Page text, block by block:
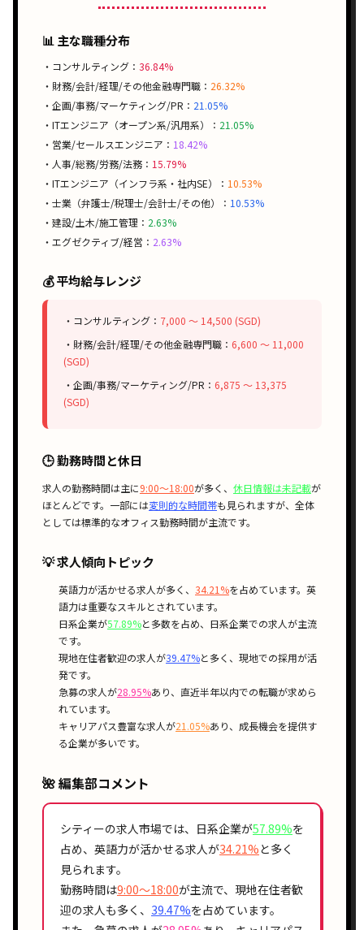
📊 主な職種分布
・コンサルティング： 36.84%
・財務/会計/経理/その他金融専門職： 26.32%
・企画/事務/マーケティング/PR： 21.05%
・ITエンジニア（オープン系/汎用系）： 21.05%
・営業/セールスエンジニア： 18.42%
・人事/総務/労務/法務： 15.79%
・ITエンジニア（インフラ系・社内SE）： 10.53%
・士業（弁護士/税理士/会計士/その他）： 10.53%
・建設/土木/施工管理： 2.63%
・エグゼクティブ/経営： 2.63%
💰 平均給与レンジ
・コンサルティング： 7,000 〜 14,500 (SGD)
・財務/会計/経理/その他金融専門職： 6,600 〜 11,000
(SGD)
・企画/事務/マーケティング/PR： 6,875 〜 13,375
(SGD)
🕒 勤務時間と休日
求人の勤務時間は主に9:00〜18:00が多く、 休日情報は未記載が
ほとんどです。 一部には変則的な時間帯も見られますが、全体
としては標準的なオフィス勤務時間が主流です。
💡 求人傾向トピック
英語力が活かせる求人が多く、 34.21%を占めています。英
語力は重要なスキルとされています。
日系企業が57.89%と多数を占め、 日系企業での求人が主流
です。
現地在住者歓迎の求人が39.47%と多く、現地での採用が活
発です。
急募の求人が28.95%あり、 直近半年以内での転職が求めら
れています。
キャリアパス豊富な求人が21.05%あり、成長機会を提供す
る企業が多いです。
🌺 編集部コメント
シティーの求人市場では、 日系企業が57.89%を
占め、 英語力が活かせる求人が34.21%と多く
見られます。
勤務時間は9:00〜18:00が主流で、 現地在住者歓
迎の求人も多く、 39.47%を占めています。